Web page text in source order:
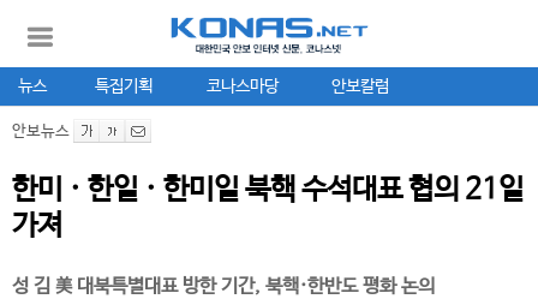
뉴스 특집기획 코나스마당 안보칼럼
안보뉴스
한미 · 한일 · 한미일 북핵 수석대표 협의 21일
가져
성 김 美 대북특별대표 방한 기간, 북핵·한반도 평화 논의